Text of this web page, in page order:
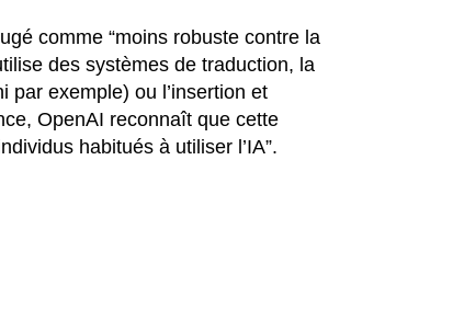
comme “moins robuste contre la
des systèmes de traduction, la
par exemple) ou l’insertion et
OpenAI reconnaît que cette
habitués à utiliser l’IA”.